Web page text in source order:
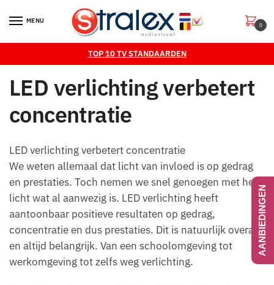
MENU
0
TOP 10 TV STANDAARDEN
LED verlichting verbetert
concentratie
LED verlichting verbetert concentratie
We weten allemaal dat licht van invloed is op gedrag
en prestaties. Toch nemen we snel genoegen met het
licht wat al aanwezig is. LED verlichting heeft
aantoonbaar positieve resultaten op gedrag,
concentratie en dus prestaties. Dit is natuurlijk overal
en altijd belangrijk. Van een schoolomgeving tot
werkomgeving tot zelfs weg verlichting.
AANBIEDINGEN